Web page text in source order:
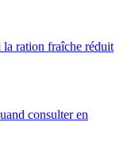
la ration fraîche réduit
consulter en